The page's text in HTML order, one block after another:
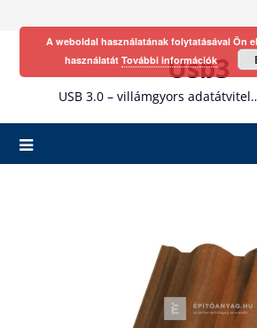
Usb3
USB 3.0 – villámgyors
A weboldal használatának folytatásával Ön
használatát További információk